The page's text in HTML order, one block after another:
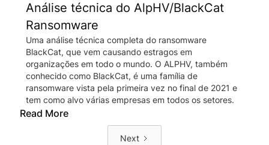
Análise técnica do AlpHV/BlackCat
Ransomware
Uma análise técnica completa do ransomware
BlackCat, que vem causando estragos em
organizações em todo o mundo. O ALPHV, também
conhecido como BlackCat, é uma família de
ransomware vista pela primeira vez no final de 2021 e
tem como alvo várias empresas em todos os setores.
Read More
Next